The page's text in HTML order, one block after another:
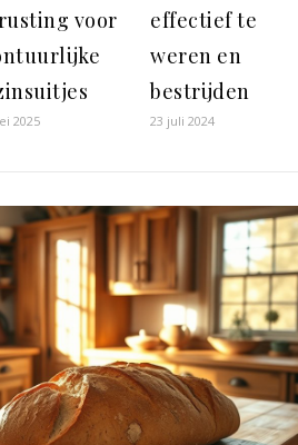
voor
2025
effectief te
weren en
bestrijden
23 juli 2024